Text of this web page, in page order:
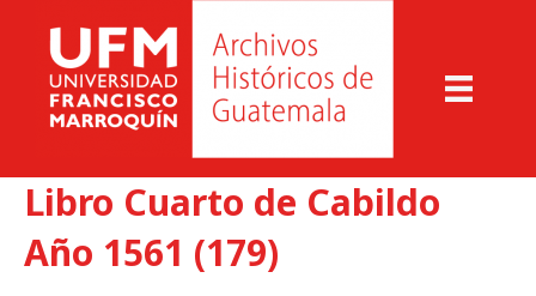
Libro Cuarto de Cabildo
Año 1561 (179)